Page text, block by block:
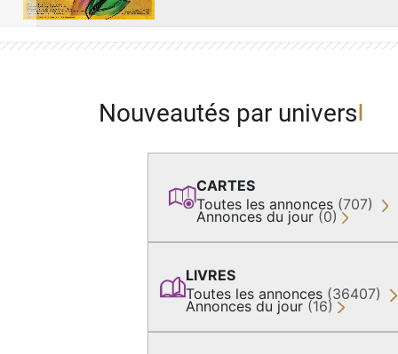
Nouveautés par univers
CARTES
Toutes les annonces (707)
Annonces du jour (0)
LIVRES
Toutes les annonces (36407)
Annonces du jour (16)